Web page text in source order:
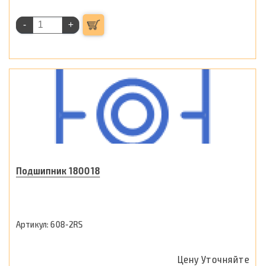
- +
Подшипник 180018
608-2RS
Цену Уточняйте